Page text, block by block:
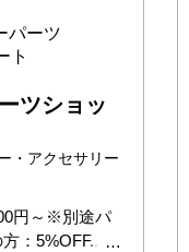
ツショッ
アクセサリー
円～※別途パ
：5%OFF...